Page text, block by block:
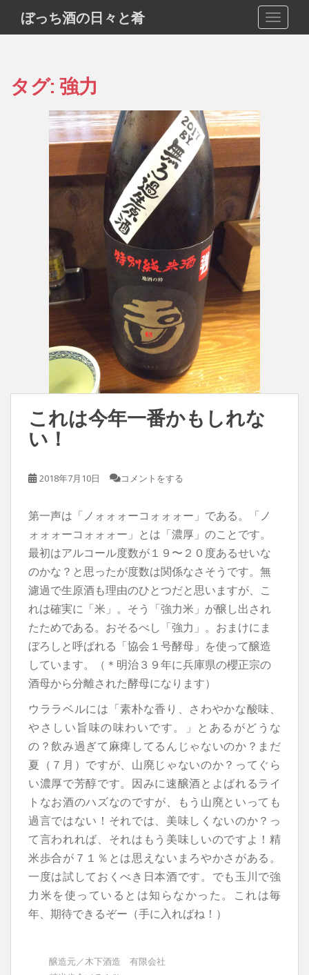
i
ぼっち酒の日々と肴
タグ: 強力
これは今年一番かもしれな
い！
2018年7月10日 コメントをする
第一声は「ノォォォーコォォォー」である。「ノ
ォォォーコォォォー」とは「濃厚」のことです。
最初はアルコール度数が１９〜２０度あるせいな
のかな？と思ったが度数は関係なさそうです。無
濾過で生原酒も理由のひとつだと思いますが、こ
れは確実に「米」。そう「強力米」が醸し出され
たためである。おそるべし「強力」。おまけにま
ぼろしと呼ばれる「協会１号酵母」を使って醸造
しています。（＊明治３９年に兵庫県の櫻正宗の
酒母から分離された酵母になります）
ウララベルには「素朴な香り、さわやかな酸味、
やさしい旨味の味わいです。」とあるがどうな
の？飲み過ぎて麻痺してるんじゃないのか？まだ
夏（７月）ですが、山廃じゃないのか？ってぐら
い濃厚で芳醇です。因みに速醸酒とよばれるライ
トなお酒のハズなのですが、もう山廃といっても
過言ではない！それでは、美味しくないのか？っ
て言われれば、それはもう美味しいのですよ！精
米歩合が７１％とは思えないまろやかさがある。
一度は試しておくべき日本酒です。でも玉川で強
力米を使っているとは知らなかった。これは毎
年、期待できるぞー（手に入ればね！）
醸造元／木下酒造 有限会社